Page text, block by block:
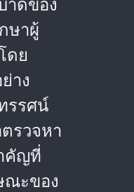
าดของ
ษาผู้
ดย
าง
รรศน์
รวจหา
คัญที่
ณะของ